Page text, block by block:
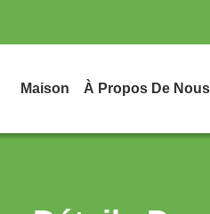
Maison À Propos De Nous